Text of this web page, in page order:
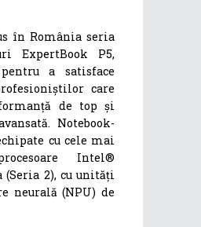
în România seria
ExpertBook P5,
a satisface
care
de top și
Notebook-
cu cele mai
Intel®
(Seria 2), cu unități
neurală (NPU) de